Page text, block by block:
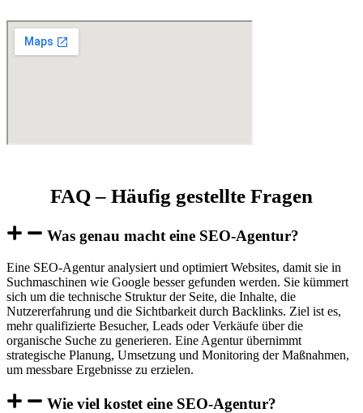
FAQ – Häufig gestellte Fragen
Was genau macht eine SEO-Agentur?
Eine SEO-Agentur analysiert und optimiert Websites, damit sie in
Suchmaschinen wie Google besser gefunden werden. Sie kümmert
sich um die technische Struktur der Seite, die Inhalte, die
Nutzererfahrung und die Sichtbarkeit durch Backlinks. Ziel ist es,
mehr qualifizierte Besucher, Leads oder Verkäufe über die
organische Suche zu generieren. Eine Agentur übernimmt
strategische Planung, Umsetzung und Monitoring der Maßnahmen,
um messbare Ergebnisse zu erzielen.
Wie viel kostet eine SEO-Agentur?